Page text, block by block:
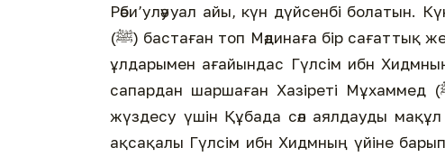
Рәби’уләууал айы, күн дүйсенбі
(ﷺ) бастаған топ Мәдинаға бір сағаттық жердегі ауылға келіп кірді. Онда олар Амр ибн Ауф
ұлдарымен ағайындас Гүлсім ибн Хидмның
сапардан шаршаған Хазіреті Мұхаммед (ﷺ) демалып, әрі сол маңдағы мұсылмандармен
жүздесу үшін Құбада сәл аялдауды
ақсақалы Гүлсім ибн Хидмның үйіне